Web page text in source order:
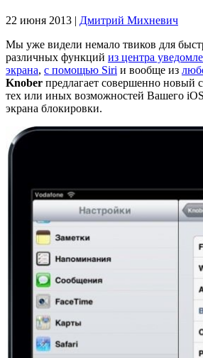
22 июня 2013 | Дмитрий Михневич
Мы уже видели немало твиков для
различных функций из центра
экрана, с помощью Siri и вообще из
Knober предлагает совершенно новый
тех или иных возможностей Вашего
экрана блокировки.